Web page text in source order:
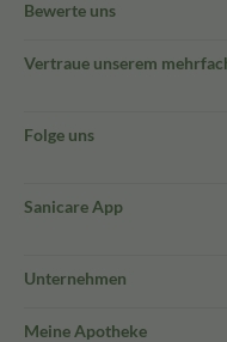
Bewerte uns
Vertraue unserem
Folge uns
Sanicare App
Unternehmen
Meine Apotheke